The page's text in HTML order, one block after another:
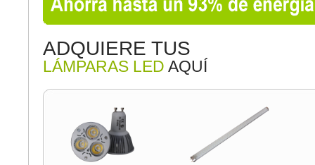
ADQUIERE TUS
LÁMPARAS LED AQUÍ